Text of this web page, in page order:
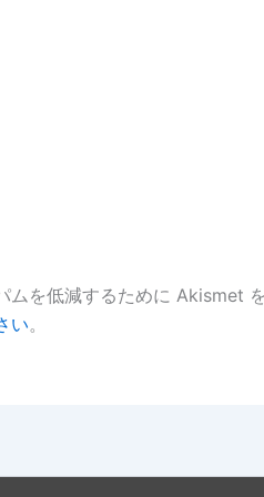
ムを低減するために Akismet
い。